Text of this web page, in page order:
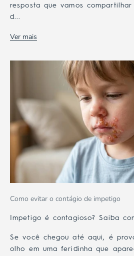
resposta que vamos
d...
Ver mais
Como evitar o contágio de impetigo
Impetigo é contagioso? Saiba
Se você chegou até aqui, é
olho em uma feridinha que